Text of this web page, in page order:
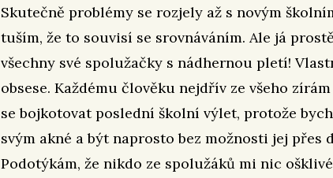
Skutečně problémy se rozjely až s novým
tuším, že to souvisí se srovnáváním. Ale já
všechny své spolužačky s nádhernou pletí!
obsese. Každému člověku nejdřív ze všeho
se bojkotovat poslední školní výlet, protože
svým akné a být naprosto bez možnosti jej přes
Podotýkám, že nikdo ze spolužáků mi nic